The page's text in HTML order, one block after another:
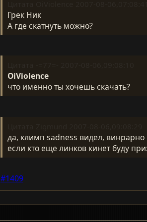
Грек Ник
А где скатнуть можно?
OiViolence
что именно ты хочешь скачать?
да, климп sadness видел, винрарно
если кто еще линков кинет буду
#1409